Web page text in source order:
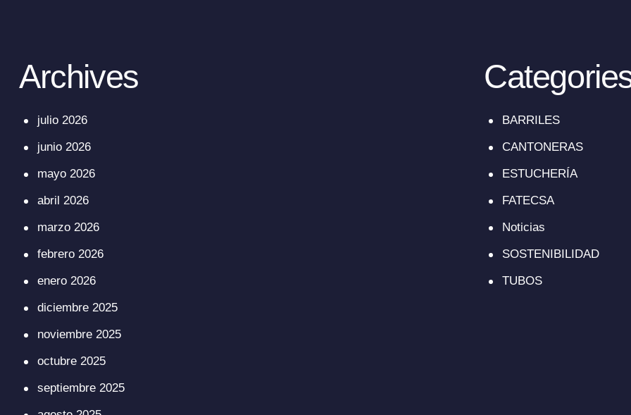
Archives
julio 2026
junio 2026
mayo 2026
abril 2026
marzo 2026
febrero 2026
enero 2026
diciembre 2025
noviembre 2025
octubre 2025
septiembre 2025
BARRILES
CANTONERAS
ESTUCHERÍA
FATECSA
Noticias
SOSTENIBILIDAD
TUBOS